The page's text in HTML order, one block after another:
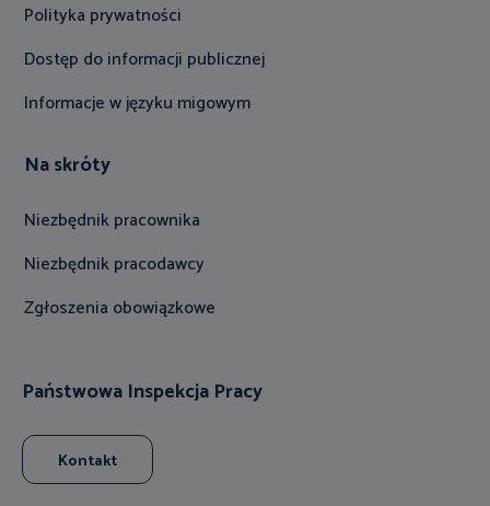
Polityka prywatności
Dostęp do informacji publicznej
Informacje w języku migowym
Na skróty
Niezbędnik pracownika
Niezbędnik pracodawcy
Zgłoszenia obowiązkowe
Państwowa Inspekcja Pracy
Kontakt